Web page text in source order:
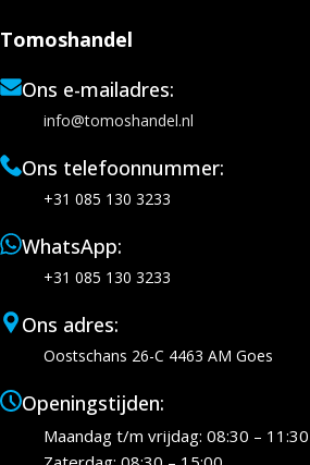
Tomoshandel
Ons e-mailadres:
info@tomoshandel.nl
Ons telefoonnummer:
+31 085 130 3233
WhatsApp:
+31 085 130 3233
Ons adres:
Oostschans 26-C 4463 AM Goes
Openingstijden:
Maandag t/m vrijdag: 08:30 –